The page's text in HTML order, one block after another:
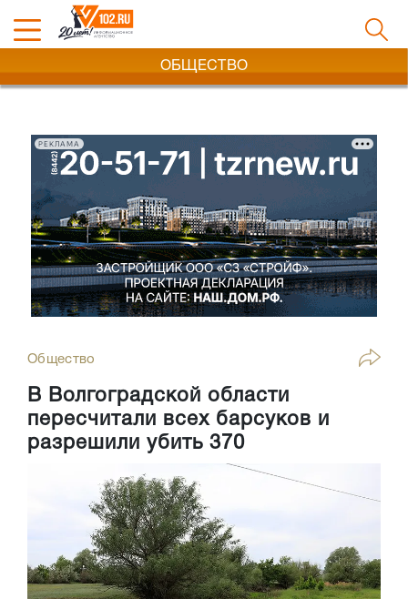
ОБЩЕСТВО
РЕКЛАМА
Общество
В Волгоградской области
пересчитали всех барсуков и
разрешили убить 370